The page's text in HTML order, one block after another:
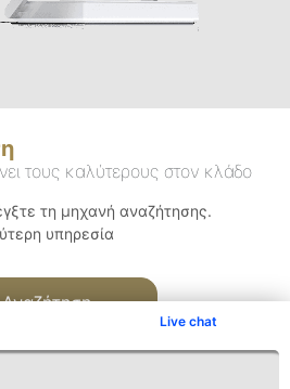
Live chat
τους καλύτερους στον κλάδο
τη μηχανή αναζήτησης.
υπηρεσία
Αναζήτηση